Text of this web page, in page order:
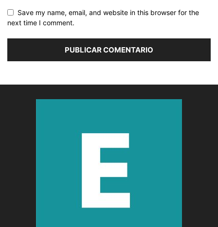
Save my name, email, and website in this browser for the
next time I comment.